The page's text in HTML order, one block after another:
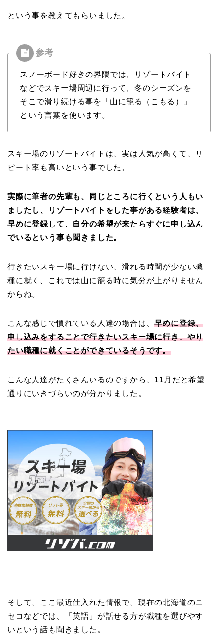
という事を教えてもらいました。
スノーボード好きの界隈では、リゾートバイト
などでスキー場周辺に行って、冬のシーズンを
そこで滑り続ける事を「山に籠る（こもる）」
という言葉を使います。
スキー場のリゾートバイトは、実は人気が高くて、リ
ピート率も高いという事でした。
実際に筆者の先輩も、同じところに行くという人もい
ましたし、リゾートバイトをした事がある経験者は、
早めに登録して、自分の希望が来たらすぐに申し込ん
でいるという事も聞きました。
行きたいスキー場に行けない、滑れる時間が少ない職
種に就く、これでは山に籠る時に気分が上がりません
からね。
こんな感じで慣れている人達の場合は、早めに登録、
申し込みをすることで行きたいスキー場に行き、やり
たい職種に就くことができているそうです。
こんな人達がたくさんいるのですから、11月だと希望
通りにいきづらいのが分かりました。
そして、ここ最近仕入れた情報で、現在の北海道のニ
セコなどでは、「英語」が話せる方が職種を選びやす
いという話も聞きました。